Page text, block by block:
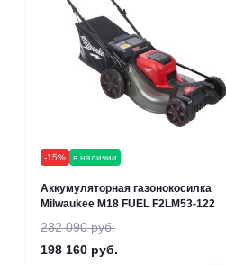
-15% в наличии
Аккумуляторная газонокосилка
Milwaukee M18 FUEL F2LM53-122
232 090 руб.
198 160 руб.